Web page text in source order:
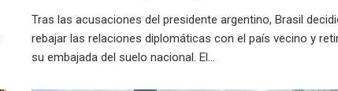
Tras las acusaciones del presidente argentino, Brasil
rebajar las relaciones diplomáticas con el país vecino y
su embajada del suelo nacional. El...